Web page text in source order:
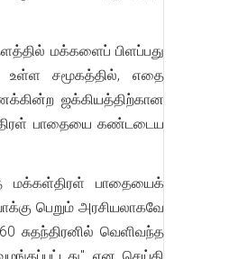
மக்களைப் பிளப்பது
உள்ள சமூகத்தில், எதை
ஜக்கியத்திற்கான
பாதையை கண்டடைய
மக்கள்திரள் பாதையைக்
பெறும் அரசியலாகவே
சுதந்திரனில் வெளிவந்த